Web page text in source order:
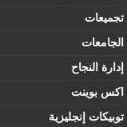
تجميعات
الجامعات
إدارة النجاح
اكس بوينت
توبيكات إنجليزية